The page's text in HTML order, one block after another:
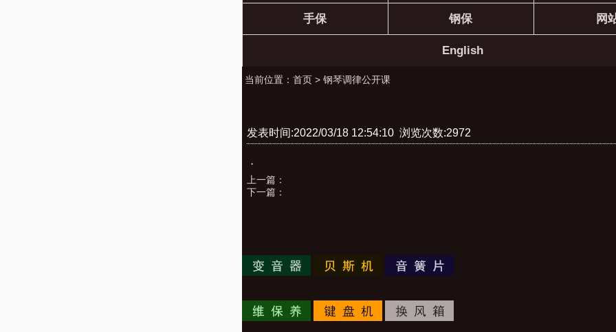
手保 钢保 网
English
当前位置： 首页 > 钢琴调律公开课
发表时间:2022/03/18 12:54:10 浏览次数:2972
.
上一篇：
下一篇：